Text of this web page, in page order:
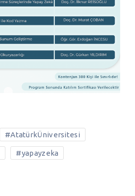
#AtatürkÜniversitesi
#yapayzeka